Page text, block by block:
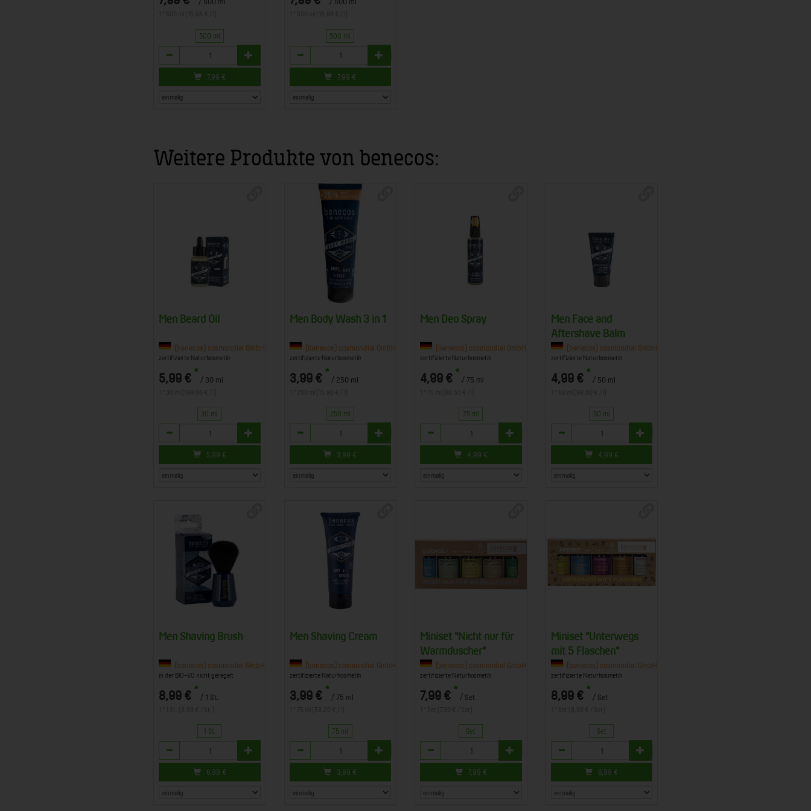
500 ml
Anzahl
7,99 €
500 ml
Anzahl
7,99 €
Weitere Produkte von benecos:
Men Beard Oil
(benecos) cosmondial GmbH & Co. KG, 63834 Sulzbach am Main
zertifizierte Naturkosmetik
5,99 € * / 30 ml
30 ml
Anzahl
5,99 €
Men Body Wash 3 in 1
(benecos) cosmondial GmbH & Co. KG, 63834 Sulzbach am Main
zertifizierte Naturkosmetik
3,99 €* / 250 ml
250 ml
Anzahl
3,99 €
Men Deo Spray
(benecos) cosmondial GmbH & Co. KG, 63834 Sulzbach am Main
zertifizierte Naturkosmetik
4,99 € * / 75 ml
75 ml
Anzahl
4,99 €
Men Face and
Aftershave Balm
(benecos) cosmondial GmbH & Co. KG, 63834 Sulzbach am Main
zertifizierte Naturkosmetik
4,99 €* / 50 ml
50 ml
Anzahl
4,99 €
Men Shaving Brush
(benecos) cosmondial GmbH & Co. KG, 63834 Sulzbach am Main
in der BIO-VO nicht geregelt
8,99 € * / 1 St.
1 St.
Anzahl
8,99 €
Men Shaving Cream
(benecos) cosmondial GmbH & Co. KG, 63834 Sulzbach am Main
zertifizierte Naturkosmetik
3,99 €* / 75 ml
75 ml
Anzahl
3,99 €
Miniset "Nicht nur für
Warmduscher"
(benecos) cosmondial GmbH & Co. KG, 63834 Sulzbach am Main
zertifizierte Naturkosmetik
7,99 € * / Set
Set
Anzahl
7,99 €
Miniset "Unterwegs
mit 5 Flaschen"
(benecos) cosmondial GmbH & Co. KG, 63834 Sulzbach am Main
zertifizierte Naturkosmetik
8,99 €* / Set
Set
Anzahl
8,99 €